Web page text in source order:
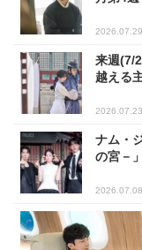
2026.07.29
来週(7/
越える
2026.07.23
ナム・
の宮－
2026.07.08